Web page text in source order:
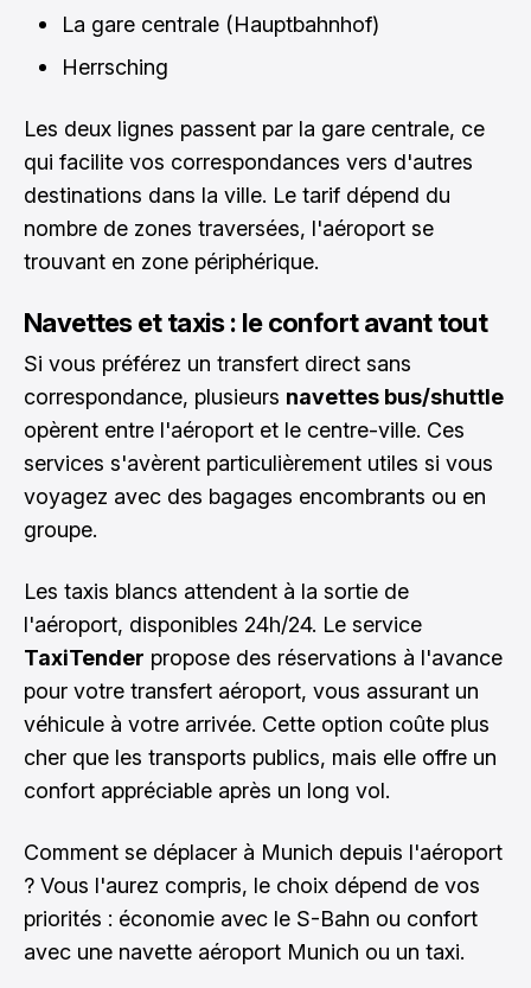
La gare centrale (Hauptbahnhof)
Herrsching
Les deux lignes passent par la gare centrale, ce
qui facilite vos correspondances vers d'autres
destinations dans la ville. Le tarif dépend du
nombre de zones traversées, l'aéroport se
trouvant en zone périphérique.
Navettes et taxis : le confort avant tout
Si vous préférez un transfert direct sans
correspondance, plusieurs navettes bus/shuttle
opèrent entre l'aéroport et le centre-ville. Ces
services s'avèrent particulièrement utiles si vous
voyagez avec des bagages encombrants ou en
groupe.
Les taxis blancs attendent à la sortie de
l'aéroport, disponibles 24h/24. Le service
TaxiTender propose des réservations à l'avance
pour votre transfert aéroport, vous assurant un
véhicule à votre arrivée. Cette option coûte plus
cher que les transports publics, mais elle offre un
confort appréciable après un long vol.
Comment se déplacer à Munich depuis l'aéroport
? Vous l'aurez compris, le choix dépend de vos
priorités : économie avec le S-Bahn ou confort
avec une navette aéroport Munich ou un taxi.